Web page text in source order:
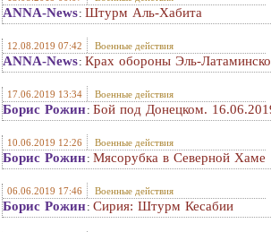
ANNA-News: Штурм Аль-Хабита
12.08.2019 07:42 Военные действия
ANNA-News: Крах обороны Эль-
17.06.2019 13:34 Военные действия
Борис Рожин: Бой под Донецком.
10.06.2019 12:26 Военные действия
Борис Рожин: Мясорубка в Северной Хаме
06.06.2019 17:46 Военные действия
Борис Рожин: Сирия: Штурм Кесабии